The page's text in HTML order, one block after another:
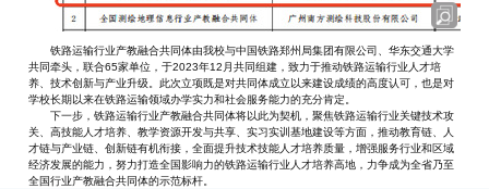
铁路运输行业产教融合共同体由我校与中国铁路郑州局集团有限公司、华东交通大学
共同牵头，联合65家单位，于2023年12月共同组建，致力于推动铁路运输行业人才培
养、技术创新与产业升级。此次立项既是对共同体成立以来建设成绩的高度认可，也是对
学校长期以来在铁路运输领域办学实力和社会服务能力的充分肯定。
下一步，铁路运输行业产教融合共同体将以此为契机，聚焦铁路运输行业关键技术攻
关、高技能人才培养、教学资源开发与共享、实习实训基地建设等方面，推动教育链、人
才链与产业链、创新链有机衔接，全面提升技术技能人才培养质量，增强服务行业和区域
经济发展的能力，努力打造全国影响力的铁路运输行业人才培养高地，力争成为全省乃至
全国行业产教融合共同体的示范标杆。